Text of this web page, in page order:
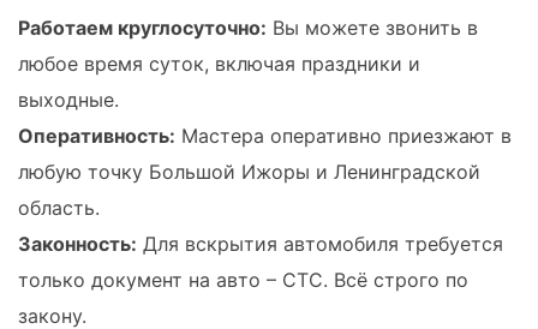
Работаем круглосуточно: Вы можете звонить в
любое время суток, включая праздники и
выходные.
Оперативность: Мастера оперативно приезжают в
любую точку Большой Ижоры и Ленинградской
область.
Законность: Для вскрытия автомобиля требуется
только документ на авто – СТС. Всё строго по
закону.